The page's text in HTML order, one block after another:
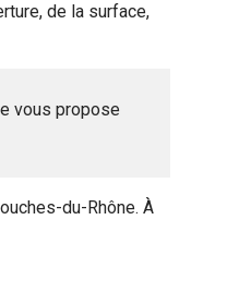
de la surface,
vous propose
du-Rhône. À